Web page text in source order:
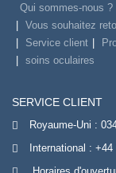
Qui sommes-nous ?
Vous souhaitez
Service client
soins oculaires
SERVICE CLIENT
Royaume-Uni :
International : +44